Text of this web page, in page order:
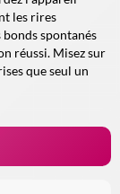
les rires
spontanés
réussi. Misez sur
que seul un